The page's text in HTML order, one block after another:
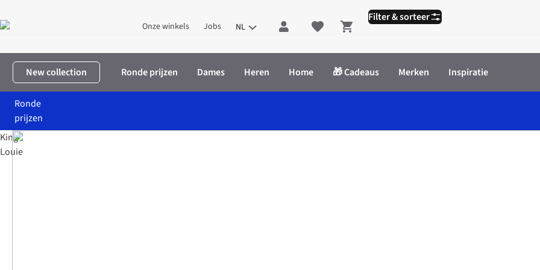
Onze winkels Jobs NL Shopping cart
New collection Ronde prijzen Dames Heren Home 🎁 Cadeaus Merken Inspiratie
Ronde
prijzen
King
Louie
Filter & sorteer